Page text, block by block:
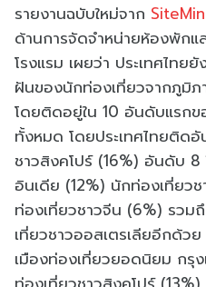
รายงานฉบับใหม่จาก
ด้านการจัดจำหน่ายห้องพักแ
โรงแรม เผยว่า ประเทศไทย
ฝันของนักท่องเที่ยวจากภูมิภ
โดยติดอยู่ใน 10 อันดับแรก
ทั้งหมด โดยประเทศไทยติด
ชาวสิงคโปร์ (16%) อันดับ 8
อินเดีย (12%) นักท่องเที่ยว
ท่องเที่ยวชาวจีน (6%) รว
เที่ยวชาวออสเตรเลียอีกด้ว
เมืองท่องเที่ยวยอดนิยม ก